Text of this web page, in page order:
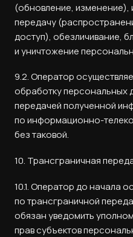
(обновление, изменение),
передачу
доступ), обезличивание,
и уничтожение
9.2. Оператор
обработку персональных
передачей полученной
по информационно-
без таковой.
10. Трансграничная
10.1. Оператор до начала
по трансграничной
обязан уведомить
прав субъектов